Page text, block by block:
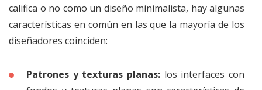
califica o no como un diseño minimalista, hay algunas
características en común en las que la mayoría de los
diseñadores coinciden:
Patrones y texturas planas: los interfaces con